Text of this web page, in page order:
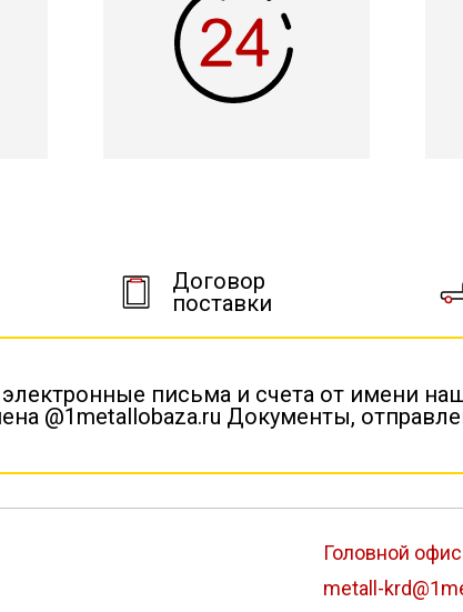
Договор
поставки
письма и счета от имени
@1metallobaza.ru Документы,
Головной
metall-